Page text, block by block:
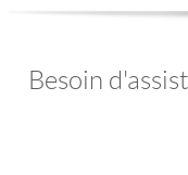
Besoin